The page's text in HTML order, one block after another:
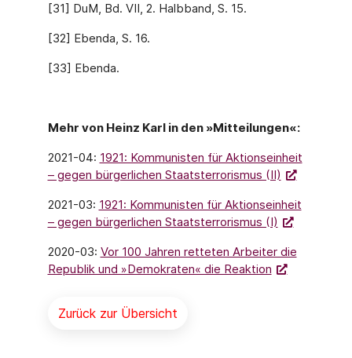
[31] DuM, Bd. VII, 2. Halbband, S. 15.
[32] Ebenda, S. 16.
[33] Ebenda.
Mehr von Heinz Karl in den »Mitteilungen«:
2021-04: 1921: Kommunisten für Aktionseinheit
– gegen bürgerlichen Staatsterrorismus (II)
2021-03: 1921: Kommunisten für Aktionseinheit
– gegen bürgerlichen Staatsterrorismus (I)
2020-03: Vor 100 Jahren retteten Arbeiter die
Republik und »Demokraten« die Reaktion
Zurück zur Übersicht